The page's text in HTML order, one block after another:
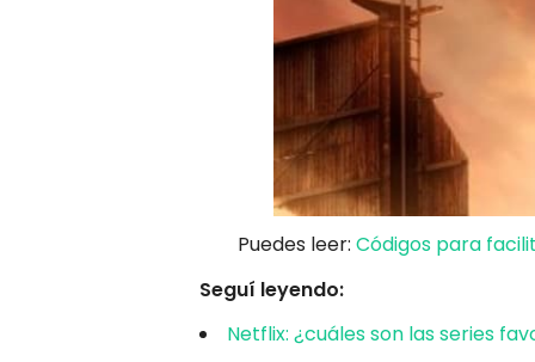
Puedes leer: Códigos para
Seguí leyendo:
Netflix: ¿cuáles son las series